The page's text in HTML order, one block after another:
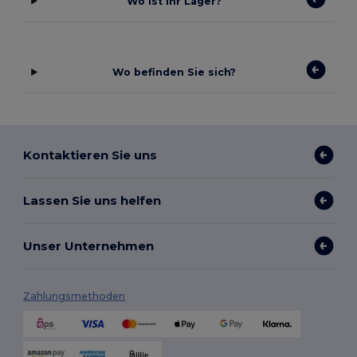
Wo befinden Sie sich?
Kontaktieren Sie uns
Lassen Sie uns helfen
Unser Unternehmen
Zahlungsmethoden